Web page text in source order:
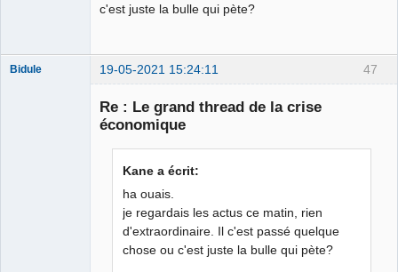
c'est juste la bulle qui pète?
47
Bidule 19-05-2021 15:24:11
Re : Le grand thread de la crise
économique
Kane a écrit:
ha ouais.
je regardais les actus ce matin, rien
d'extraordinaire. Il c'est passé quelque
chose ou c'est juste la bulle qui pète?